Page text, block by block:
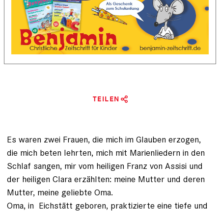
TEILEN
Es waren zwei Frauen, die mich im Glauben erzogen,
die mich beten lehrten, mich mit Marienliedern in den
Schlaf sangen, mir vom heiligen Franz von Assisi und
der heiligen Clara erzählten: meine Mutter und deren
Mutter, meine geliebte Oma.
Oma, in Eichstätt geboren, praktizierte eine tiefe und